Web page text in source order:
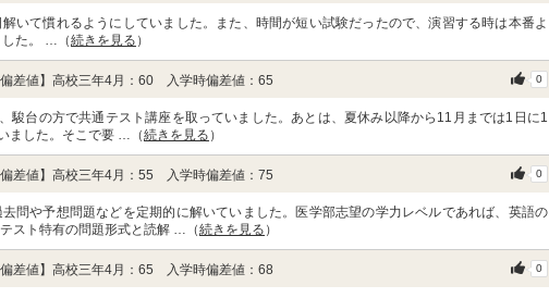
いて慣れるようにしていました。また、時間が短い試験だったので、演習する時は本番よ
した。 …（続きを見る ）
偏差値】高校三年4月：60 入学時偏差値：65 0
駿台の方で共通テスト講座を取っていました。あとは、夏休み以降から11月までは1日に1
ました。そこで要 …（続きを見る ）
偏差値】高校三年4月：55 入学時偏差値：75 0
去問や予想問題などを定期的に解いていました。医学部志望の学力レベルであれば、英語の
スト特有の問題形式と読解 …（続きを見る ）
偏差値】高校三年4月：65 入学時偏差値：68 0